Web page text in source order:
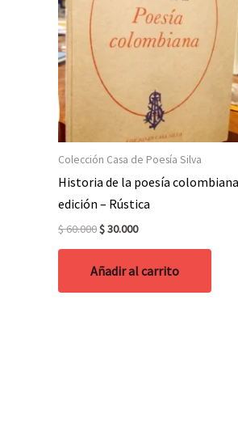
Colección Casa de Poesía Silva
Historia de la poesía
edición – Rústica
$60.000Original
$ 60.000.
$30.000Current
$ 30.000.
Añadir al carrito